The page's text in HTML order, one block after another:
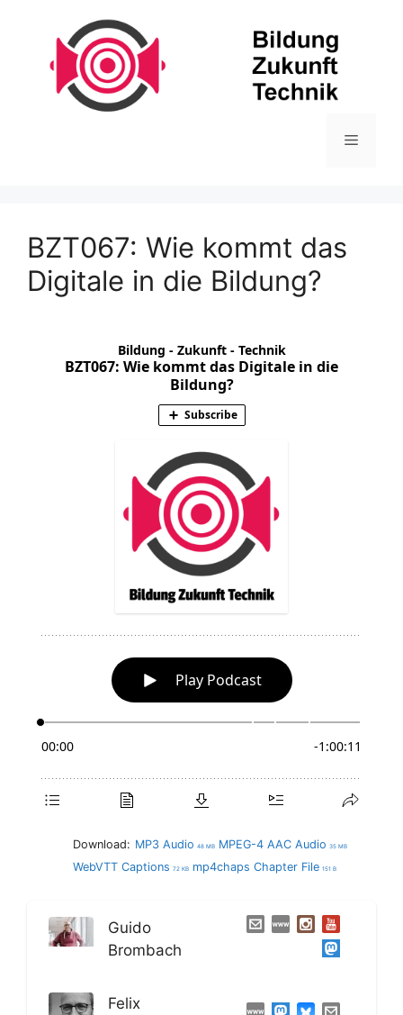
Menü
BZT067: Wie kommt das
Digitale in die Bildung?
Download: MP3 Audio 48 MB MPEG-4 AAC Audio 35 MB
WebVTT Captions 72 KB mp4chaps Chapter File 151 B
Guido
Brombach
Felix